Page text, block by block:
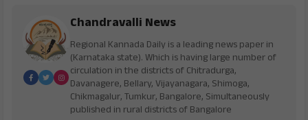
Chandravalli News
Regional Kannada Daily is a leading news paper in
(Karnataka state). Which is having large number of
circulation in the districts of Chitradurga,
Davanagere, Bellary, Vijayanagara, Shimoga,
Chikmagalur, Tumkur, Bangalore, Simultaneously
published in rural districts of Bangalore